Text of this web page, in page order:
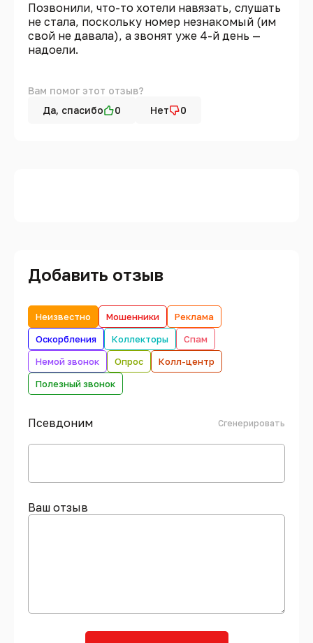
Позвонили, что-то хотели навязать, слушать
не стала, поскольку номер незнакомый (им
свой не давала), а звонят уже 4-й день —
надоели.
Вам помог этот отзыв?
Да, спасибо
0 Нет 0
Добавить отзыв
Неизвестно Мошенники
Реклама
Оскорбления
Коллекторы
Спам
Немой звонок
Опрос
Колл-центр
Полезный звонок
Псевдоним Сгенерировать
Ваш отзыв